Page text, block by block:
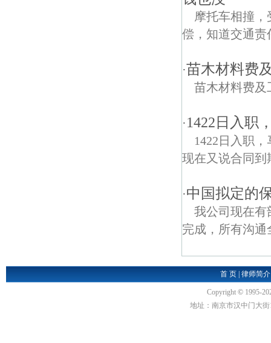
摩托车相撞
偿，知道交通责
·苗木材料费
苗木材料费及
·1422日入职
1422日入职
现在又说合同到
·中国拟定的
我公司现在有
完成，所有沟
首 页 |律师简介
Copyright © 1995-
地址：南京市汉中门大街